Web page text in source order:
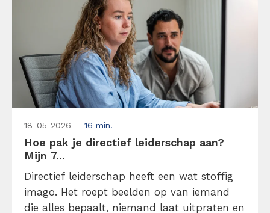
18-05-2026 16 min.
Hoe pak je directief leiderschap aan?
Mijn 7...
Directief leiderschap heeft een wat stoffig
imago. Het roept beelden op van iemand
die alles bepaalt, niemand laat uitpraten en